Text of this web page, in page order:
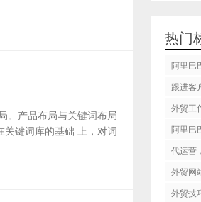
。产品布局与关键词布局
键词库的基础 上，对词
热门
阿里巴
跟进客
外贸工
阿里巴
化
代运营
外贸网
外贸技